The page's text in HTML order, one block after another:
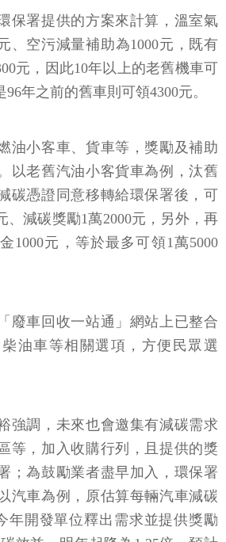
保署提供的方案來計算，溫室氣
、空污減量補助為1000元，既有
元，因此10年以上的老舊機車可
年之前的舊車則可領4300元。
油小客車、貨車等，獎勵及補助
以老舊汽油小客貨車為例，汰舊
碳憑證同意移轉給環保署後，可
、減碳獎勵1萬2000元，另外，再
1000元，等於最多可領1萬5000
廢車回收一站通」網站上已整合
油車等相關選項，方便民眾選
強調，未來也會邀集有減碳需求
等，加入收購行列，且提供的獎
；為鼓勵業者盡早加入，環保署
汽車為例，原估算每輛汽車減碳
年開發單位釋出需求並提供獎勵